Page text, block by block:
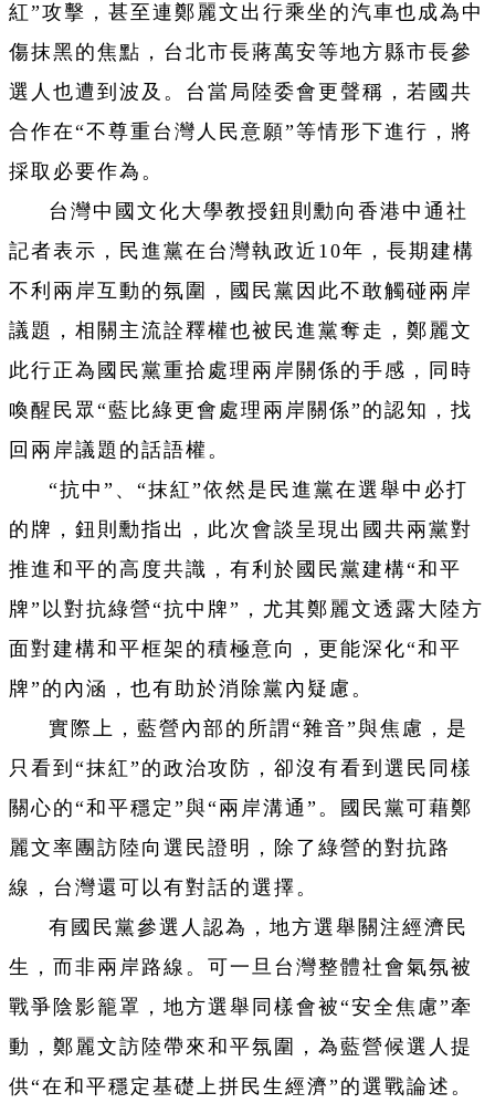
紅”攻擊，甚至連鄭麗文出行乘坐的汽車也成為中
傷抹黑的焦點，台北市長蔣萬安等地方縣市長參
選人也遭到波及。台當局陸委會更聲稱，若國共
合作在“不尊重台灣人民意願”等情形下進行，將
採取必要作為。
台灣中國文化大學教授鈕則勳向香港中通社
記者表示，民進黨在台灣執政近10年，長期建構
不利兩岸互動的氛圍，國民黨因此不敢觸碰兩岸
議題，相關主流詮釋權也被民進黨奪走，鄭麗文
此行正為國民黨重拾處理兩岸關係的手感，同時
喚醒民眾“藍比綠更會處理兩岸關係”的認知，找
回兩岸議題的話語權。
“抗中”、“抹紅”依然是民進黨在選舉中必打
的牌，鈕則勳指出，此次會談呈現出國共兩黨對
推進和平的高度共識，有利於國民黨建構“和平
牌”以對抗綠營“抗中牌”，尤其鄭麗文透露大陸方
面對建構和平框架的積極意向，更能深化“和平
牌”的內涵，也有助於消除黨內疑慮。
實際上，藍營內部的所謂“雜音”與焦慮，是
只看到“抹紅”的政治攻防，卻沒有看到選民同樣
關心的“和平穩定”與“兩岸溝通”。國民黨可藉鄭
麗文率團訪陸向選民證明，除了綠營的對抗路
線，台灣還可以有對話的選擇。
有國民黨參選人認為，地方選舉關注經濟民
生，而非兩岸路線。可一旦台灣整體社會氣氛被
戰爭陰影籠罩，地方選舉同樣會被“安全焦慮”牽
動，鄭麗文訪陸帶來和平氛圍，為藍營候選人提
供“在和平穩定基礎上拼民生經濟”的選戰論述。